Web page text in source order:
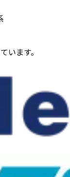
います。